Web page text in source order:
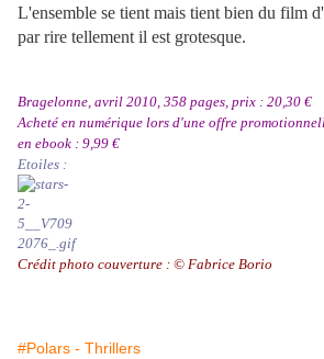
L'ensemble se tient mais tient bien du film
par rire tellement il est grotesque.
Bragelonne, avril 2010, 358 pages, prix : 20,30 €
Acheté en numérique lors d'une offre
en ebook : 9,99 €
Etoiles :
Crédit photo couverture : © Fabrice Borio
#Polars - Thrillers